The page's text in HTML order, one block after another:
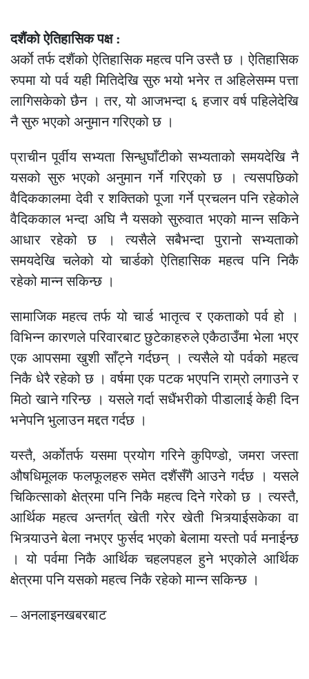
दशैंको ऐतिहासिक पक्ष :
अर्काे तर्फ दशैंको ऐतिहासिक महत्व पनि उस्तै छ । ऐतिहासिक
रुपमा यो पर्व यही मितिदेखि सुरु भयो भनेर त अहिलेसम्म पत्ता
लागिसकेको छैन । तर, यो आजभन्दा ६ हजार वर्ष पहिलेदेखि
नै सुरु भएको अनुमान गरिएको छ ।
प्राचीन पूर्वीय सभ्यता सिन्धुघाँटीको सभ्यताको समयदेखि नै
यसको सुरु भएको अनुमान गर्ने गरिएको छ । त्यसपछिको
वैदिककालमा देवी र शक्तिको पूजा गर्ने प्रचलन पनि रहेकोले
वैदिककाल भन्दा अघि नै यसको सुरुवात भएको मान्न सकिने
आधार रहेको छ । त्यसैले सबैभन्दा पुरानो सभ्यताको
समयदेखि चलेको यो चार्डको ऐतिहासिक महत्व पनि निकै
रहेको मान्न सकिन्छ ।
सामाजिक महत्व तर्फ यो चार्ड भातृत्व र एकताको पर्व हो ।
विभिन्न कारणले परिवारबाट छुटेकाहरुले एकैठाउँमा भेला भएर
एक आपसमा खुशी साँट्ने गर्दछन् । त्यसैले यो पर्वको महत्व
निकै धेरै रहेको छ । वर्षमा एक पटक भएपनि राम्रो लगाउने र
मिठो खाने गरिन्छ । यसले गर्दा सधैंभरीको पीडालाई केही दिन
भनेपनि भुलाउन मद्दत गर्दछ ।
यस्तै, अर्काेतर्फ यसमा प्रयोग गरिने कुपिण्डो, जमरा जस्ता
औषधिमूलक फलफूलहरु समेत दशैंसँगै आउने गर्दछ । यसले
चिकित्साको क्षेत्रमा पनि निकै महत्व दिने गरेको छ । त्यस्तै,
आर्थिक महत्व अन्तर्गत् खेती गरेर खेती भित्र्याईसकेका वा
भित्र्याउने बेला नभएर फुर्सद भएको बेलामा यस्तो पर्व मनाईन्छ
। यो पर्वमा निकै आर्थिक चहलपहल हुने भएकोले आर्थिक
क्षेत्रमा पनि यसको महत्व निकै रहेको मान्न सकिन्छ ।
– अनलाइनखबरबाट